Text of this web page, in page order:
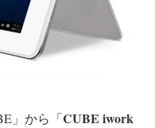
」から「CUBE iwork